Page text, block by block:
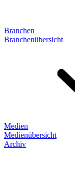
Branchen
Branchenübersicht
Medien
Medienübersicht
Archiv